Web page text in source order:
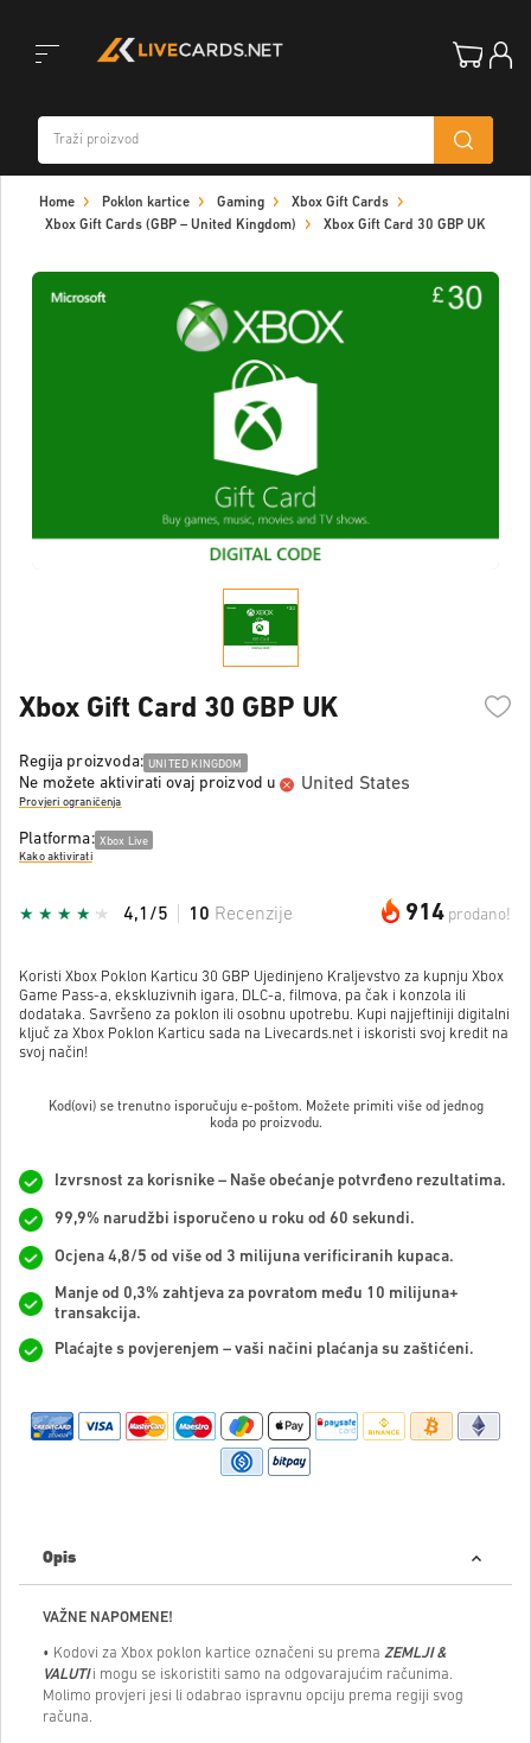
navigation
Home Poklon kartice Gaming
Xbox Gift Cards
Xbox Gift Cards (GBP – United Kingdom)
Xbox Gift Card 30 GBP UK
Xbox Gift Card 30 GBP UK
Regija proizvoda: UNITED KINGDOM
Ne možete aktivirati ovaj proizvod u United States
Provjeri ograničenja
Platforma: Xbox Live
Kako aktivirati
914 prodano!
4,1/5 10 Recenzije
Koristi Xbox Poklon Karticu 30 GBP Ujedinjeno Kraljevstvo za kupnju Xbox
Game Pass-a, ekskluzivnih igara, DLC-a, filmova, pa čak i konzola ili
dodataka. Savršeno za poklon ili osobnu upotrebu. Kupi najjeftiniji digitalni
ključ za Xbox Poklon Karticu sada na Livecards.net i iskoristi svoj kredit na
svoj način!
Kod(ovi) se trenutno isporučuju e-poštom. Možete primiti više od jednog
koda po proizvodu.
Izvrsnost za korisnike – Naše obećanje potvrđeno rezultatima.
99,9% narudžbi isporučeno u roku od 60 sekundi.
Ocjena 4,8/5 od više od 3 milijuna verificiranih kupaca.
Manje od 0,3% zahtjeva za povratom među 10 milijuna+
transakcija.
Plaćajte s povjerenjem – vaši načini plaćanja su zaštićeni.
Opis
VAŽNE NAPOMENE!
• Kodovi za Xbox poklon kartice označeni su prema ZEMLJI &
VALUTIi mogu se iskoristiti samo na odgovarajućim računima.
Molimo provjeri jesi li odabrao ispravnu opciju prema regiji svog
računa.